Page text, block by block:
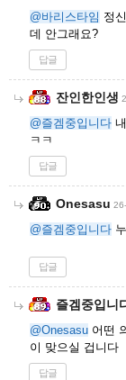
@바리스타임 정
데 안그래요?
답글
잔인한인생
@즐겜중입니다
ㅋㅋ
답글
Onesasu
@즐겜중입니다
답글
즐겜중입니
@Onesasu 어떤
이 맞으실 겁니다
답글